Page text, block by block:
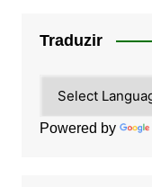
Traduzir
Powered by